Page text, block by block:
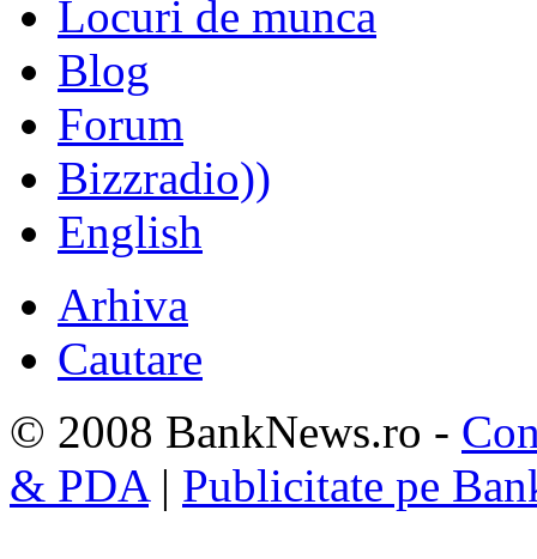
Locuri de munca
Blog
Forum
Bizzradio))
English
Arhiva
Cautare
© 2008 BankNews.ro -
& PDA| Publicitate pe